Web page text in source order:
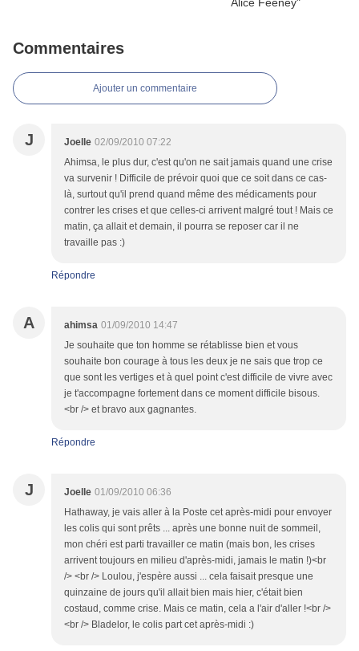
Commentaires
Ajouter un commentaire
J Joelle 02/09/2010 07:22
Ahimsa, le plus dur, c'est qu'on ne sait jamais quand une crise
va survenir ! Difficile de prévoir quoi que ce soit dans ce cas-
là, surtout qu'il prend quand même des médicaments pour
contrer les crises et que celles-ci arrivent malgré tout ! Mais ce
matin, ça allait et demain, il pourra se reposer car il ne
travaille pas :)
Répondre
A ahimsa 01/09/2010 14:47
Je souhaite que ton homme se rétablisse bien et vous
souhaite bon courage à tous les deux je ne sais que trop ce
que sont les vertiges et à quel point c'est difficile de vivre avec
je t'accompagne fortement dans ce moment difficile bisous.
<br /> et bravo aux gagnantes.
Répondre
J Joelle 01/09/2010 06:36
Hathaway, je vais aller à la Poste cet après-midi pour envoyer
les colis qui sont prêts ... après une bonne nuit de sommeil,
mon chéri est parti travailler ce matin (mais bon, les crises
arrivent toujours en milieu d'après-midi, jamais le matin !)<br
/> <br /> Loulou, j'espère aussi ... cela faisait presque une
quinzaine de jours qu'il allait bien mais hier, c'était bien
costaud, comme crise. Mais ce matin, cela a l'air d'aller !<br />
<br /> Bladelor, le colis part cet après-midi :)